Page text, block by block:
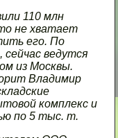
110 млн
не хватает
его. По
сейчас ведутся
из Москвы.
Владимир
комплекс и
по 5 тыс. т.